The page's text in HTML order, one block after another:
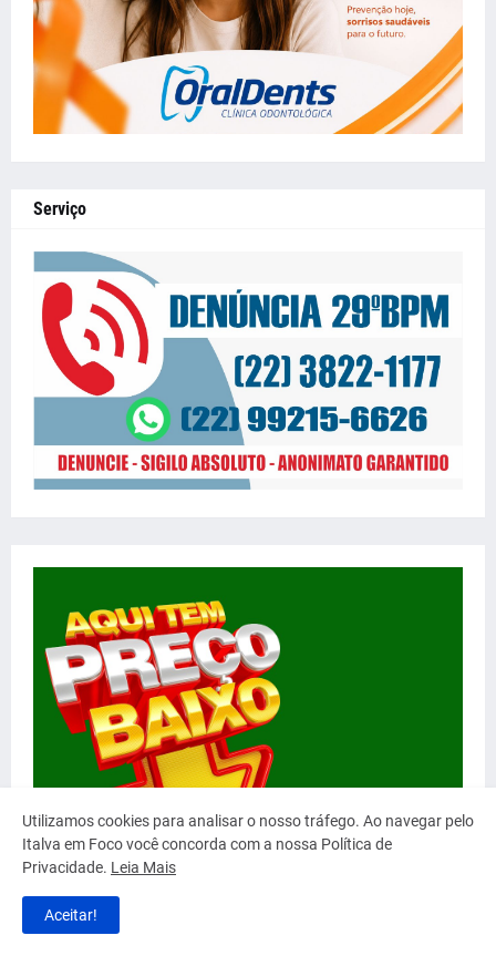
Serviço
Utilizamos cookies para analisar o nosso tráfego. Ao navegar pelo
Italva em Foco você concorda com a nossa Política de
Privacidade. Leia Mais
Aceitar!